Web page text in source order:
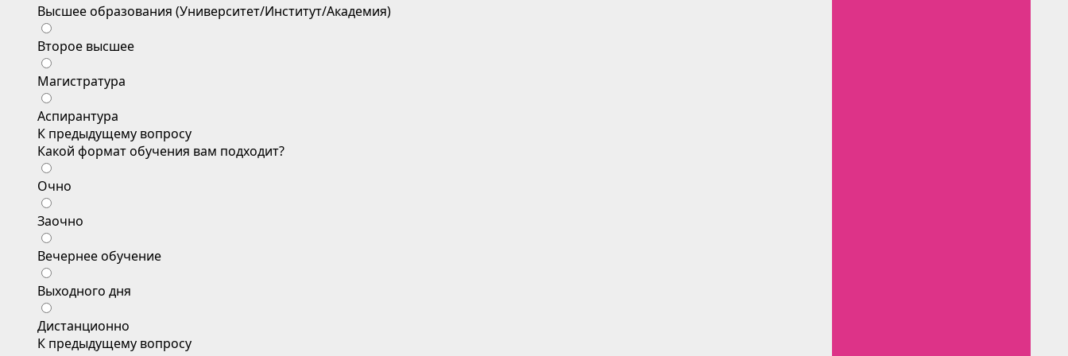
Высшее образования (Университет/Институт/Академия)
Второе высшее
Магистратура
Аспирантура
К предыдущему вопросу
Какой формат обучения вам подходит?
Очно
Заочно
Вечернее обучение
Выходного дня
Дистанционно
К предыдущему вопросу